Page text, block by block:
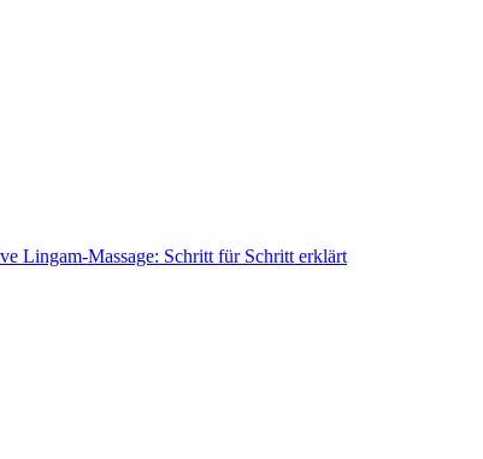
Lingam-Massage: Schritt für Schritt erklärt